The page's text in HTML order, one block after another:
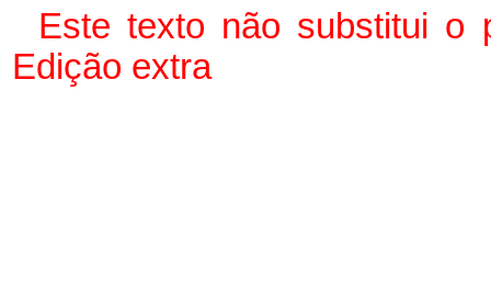
Este texto não substitui o
Edição extra